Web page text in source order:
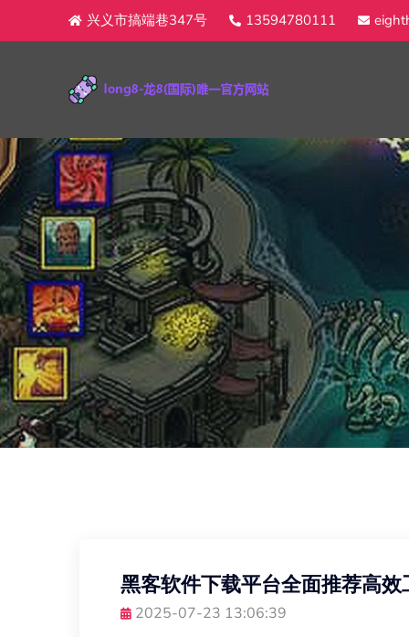
兴义市搞端巷347号 13594780111
黑客软件下载平台全面推荐高
2025-07-23 13:06:39